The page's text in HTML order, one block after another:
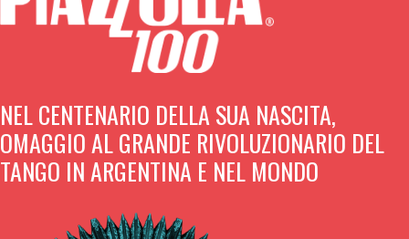
NEL CENTENARIO DELLA SUA NASCITA,
OMAGGIO AL GRANDE RIVOLUZIONARIO DEL
TANGO IN ARGENTINA E NEL MONDO